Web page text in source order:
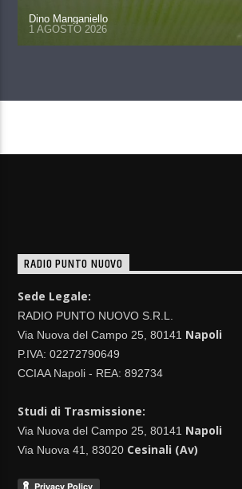
Dino Manganiello
1 AGOSTO 2026
RADIO PUNTO NUOVO
Sede Legale:
RADIO PUNTO NUOVO S.R.L.
Via Nuova del Campo 25, 80141 Napoli
P.IVA: 02272790649
CCIAA Napoli - REA: 892734
Studi di Trasmissione:
Via Nuova del Campo 25, 80141 Napoli
Via Nuova 41, 83020 Cesinali (Av)